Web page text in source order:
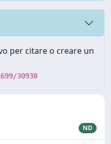
per citare o creare un
30938
ND